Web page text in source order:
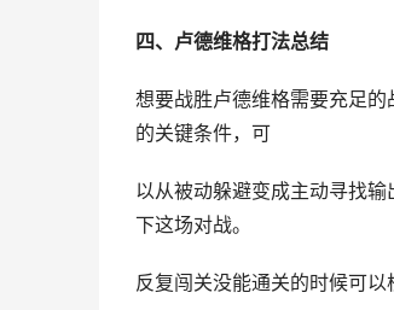
四、卢德维格打法总结
想要战胜卢德维格需要充足
的关键条件，可
以从被动躲避变成主动寻找
下这场对战。
反复闯关没能通关的时候可